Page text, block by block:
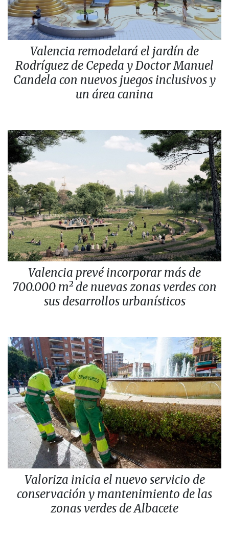
Valencia remodelará el jardín de
Rodríguez de Cepeda y Doctor Manuel
Candela con nuevos juegos inclusivos y
un área canina
Valencia prevé incorporar más de
700.000 m² de nuevas zonas verdes con
sus desarrollos urbanísticos
Valoriza inicia el nuevo servicio de
conservación y mantenimiento de las
zonas verdes de Albacete